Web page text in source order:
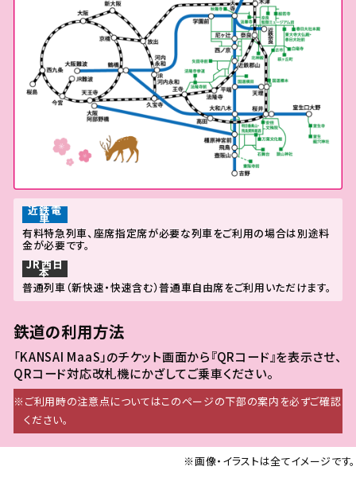
近鉄電
車
有料特急列車、座席指定席が必要な列車をご利用の場合は別途料
金が必要です。
JR西日
本
普通列車（新快速・快速含む）普通車自由席をご利用いただけます。
鉄道の利用方法
「KANSAI MaaS」のチケット画面から『QRコード』を表示させ、
QRコード対応改札機にかざしてご乗車ください。
※ご利用時の注意点についてはこのページの下部の案内を必ずご確認
ください。
※画像・イラストは全てイメージです。